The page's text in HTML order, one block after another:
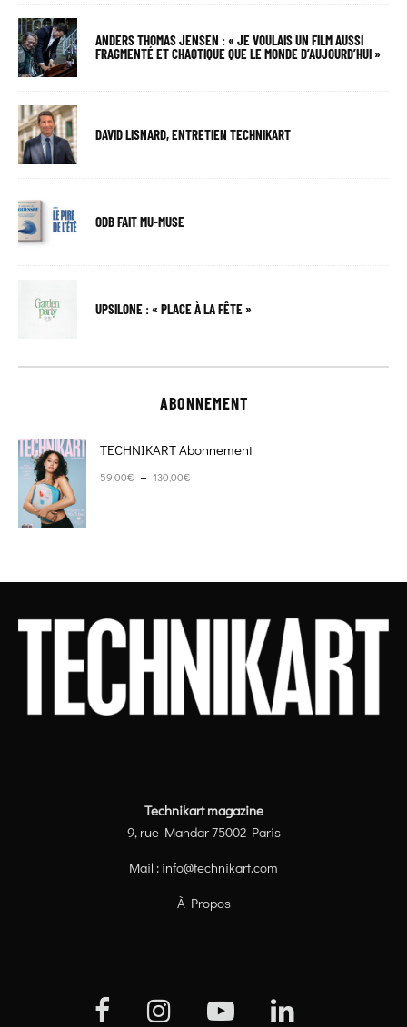
ANDERS THOMAS JENSEN : « JE VOULAIS UN FILM AUSSI
FRAGMENTÉ ET CHAOTIQUE QUE LE MONDE D’AUJOURD’HUI »
DAVID LISNARD, ENTRETIEN TECHNIKART
ODB FAIT MU-MUSE
UPSILONE : « PLACE À LA FÊTE »
ABONNEMENT
TECHNIKART Abonnement
59,00€ – 130,00€
Technikart magazine
9, rue Mandar 75002 Paris
Mail : info@technikart.com
À Propos